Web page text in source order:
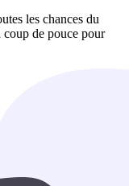
les chances du
de pouce pour